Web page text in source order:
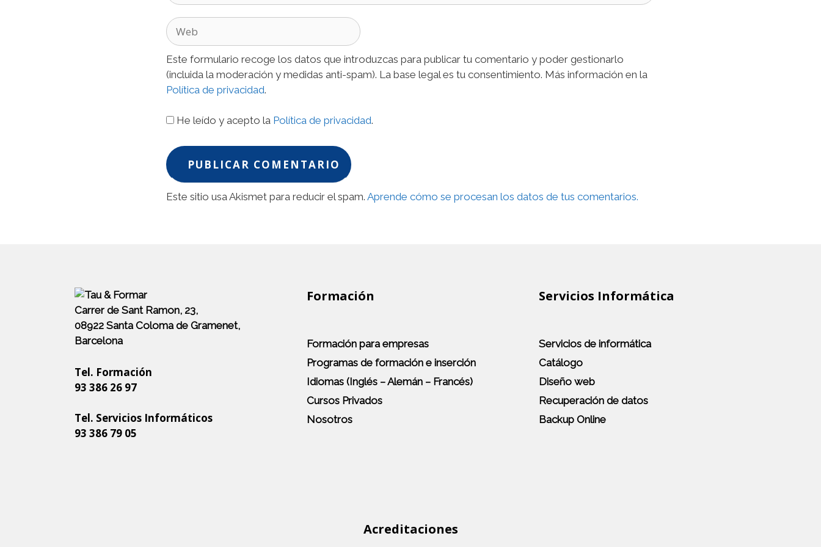
Web
Este formulario recoge los datos que introduzcas para publicar tu comentario y poder gestionarlo
(incluida la moderación y medidas anti-spam). La base legal es tu consentimiento. Más información en la
Política de privacidad.
He leído y acepto la Política de privacidad.
Este sitio usa Akismet para reducir el spam. Aprende cómo se procesan los datos de tus comentarios.
Carrer de Sant Ramon, 23,
08922 Santa Coloma de Gramenet,
Barcelona
Tel. Formación
93 386 26 97
Tel. Servicios Informáticos
93 386 79 05
Formación
Formación para empresas
Programas de formación e inserción
Idiomas (Inglés – Alemán – Francés)
Cursos Privados
Nosotros
Servicios Informática
Servicios de informática
Catálogo
Diseño web
Recuperación de datos
Backup Online
Acreditaciones